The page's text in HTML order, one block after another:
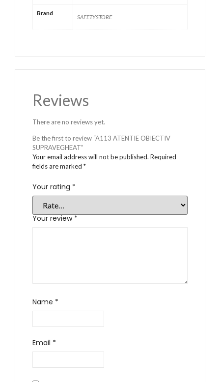
Brand
SAFETYSTORE
Reviews
There are no reviews yet.
Be the first to review “A113 ATENTIE OBIECTIV
SUPRAVEGHEAT”
Your email address will not be published. Required
fields are marked *
Your rating *
Your review *
Name *
Email *